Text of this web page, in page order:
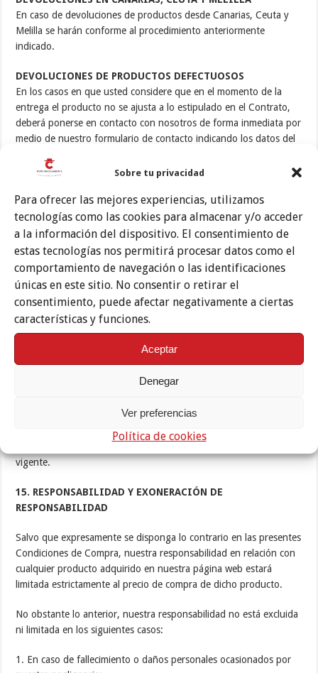
Sobre tu privacidad
Para ofrecer las mejores experiencias, utilizamos
tecnologías como las cookies para almacenar y/o acceder
a la información del dispositivo. El consentimiento de
estas tecnologías nos permitirá procesar datos como el
comportamiento de navegación o las identificaciones
únicas en este sitio. No consentir o retirar el
consentimiento, puede afectar negativamente a ciertas
características y funciones.
Aceptar
Denegar
Ver preferencias
Política de cookies
En caso de devoluciones de productos desde Canarias, Ceuta y
Melilla se harán conforme al procedimiento anteriormente
indicado.
DEVOLUCIONES DE PRODUCTOS DEFECTUOSOS
En los casos en que usted considere que en el momento de la
entrega el producto no se ajusta a lo estipulado en el Contrato,
deberá ponerse en contacto con nosotros de forma inmediata por
medio de nuestro formulario de contacto indicando los datos del
teléfono al número 954930093 donde le indicaremos la forma de
Procederemos a examinar detenidamente el producto devuelto y
le comunicaremos por e-mail, dentro de un plazo razonable, si
procede la devolución o sustitución del mismo (en su caso). La
devolución o sustitución del artículo se efectuará lo antes posible
y, en cualquier caso, dentro de los 30 días siguientes a la fecha en
procede la devolución o sustitución del artículo no conforme.
Las cantidades pagadas por aquellos productos que sean
devueltos a causa de alguna tara o defecto, cuando realmente
de entrega incurridos para entregarle el artículo. La devolución se
vigente.
15. RESPONSABILIDAD Y EXONERACIÓN DE
RESPONSABILIDAD
Salvo que expresamente se disponga lo contrario en las presentes
Condiciones de Compra, nuestra responsabilidad en relación con
cualquier producto adquirido en nuestra página web estará
limitada estrictamente al precio de compra de dicho producto.
No obstante lo anterior, nuestra responsabilidad no está excluida
ni limitada en los siguientes casos:
1. En caso de fallecimiento o daños personales ocasionados por